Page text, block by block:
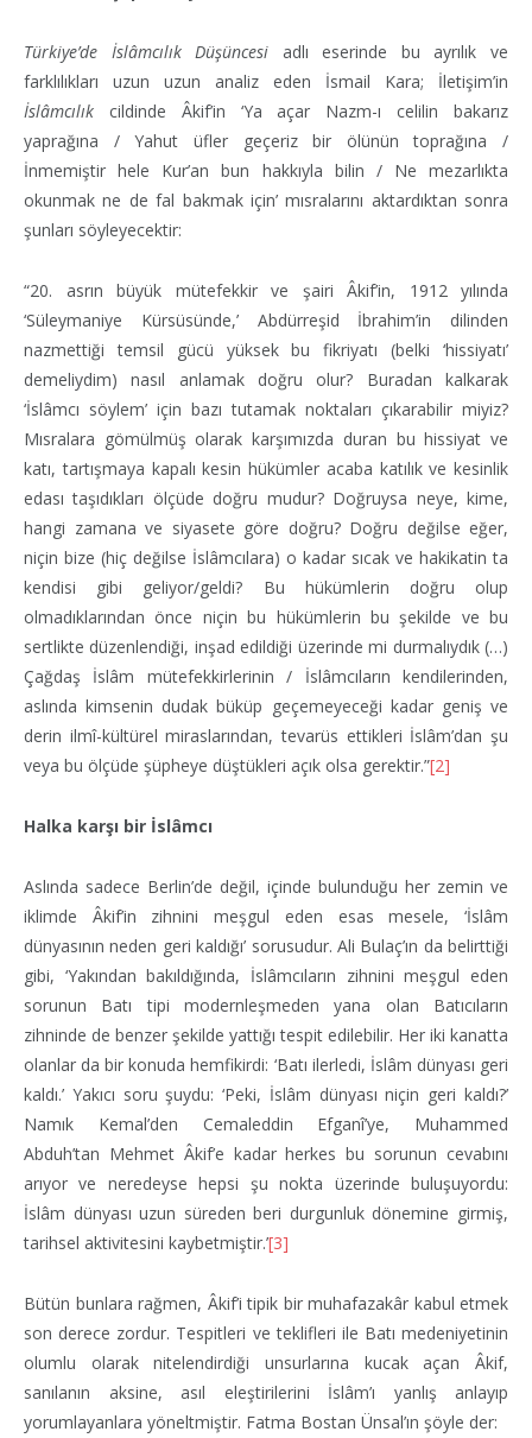
Türkiye’de İslâmcılık Düşüncesi adlı eserinde bu ayrılık ve
farklılıkları uzun uzun analiz eden İsmail Kara; İletişim’in
İslâmcılık cildinde Âkif’in ‘Ya açar Nazm-ı celilin bakarız
yaprağına / Yahut üfler geçeriz bir ölünün toprağına /
İnmemiştir hele Kur’an bun hakkıyla bilin / Ne mezarlıkta
okunmak ne de fal bakmak için’ mısralarını aktardıktan sonra
şunları söyleyecektir:
“20. asrın büyük mütefekkir ve şairi Âkif’in, 1912 yılında
‘Süleymaniye Kürsüsünde,’ Abdürreşid İbrahim’in dilinden
nazmettiği temsil gücü yüksek bu fikriyatı (belki ‘hissiyatı’
demeliydim) nasıl anlamak doğru olur? Buradan kalkarak
‘İslâmcı söylem’ için bazı tutamak noktaları çıkarabilir miyiz?
Mısralara gömülmüş olarak karşımızda duran bu hissiyat ve
katı, tartışmaya kapalı kesin hükümler acaba katılık ve kesinlik
edası taşıdıkları ölçüde doğru mudur? Doğruysa neye, kime,
hangi zamana ve siyasete göre doğru? Doğru değilse eğer,
niçin bize (hiç değilse İslâmcılara) o kadar sıcak ve hakikatin ta
kendisi gibi geliyor/geldi? Bu hükümlerin doğru olup
olmadıklarından önce niçin bu hükümlerin bu şekilde ve bu
sertlikte düzenlendiği, inşad edildiği üzerinde mi durmalıydık (…)
Çağdaş İslâm mütefekkirlerinin / İslâmcıların kendilerinden,
aslında kimsenin dudak büküp geçemeyeceği kadar geniş ve
derin ilmî-kültürel miraslarından, tevarüs ettikleri İslâm’dan şu
veya bu ölçüde şüpheye düştükleri açık olsa gerektir.”[2]
Halka karşı bir İslâmcı
Aslında sadece Berlin’de değil, içinde bulunduğu her zemin ve
iklimde Âkif’in zihnini meşgul eden esas mesele, ‘İslâm
dünyasının neden geri kaldığı’ sorusudur. Ali Bulaç’ın da belirttiği
gibi, ‘Yakından bakıldığında, İslâmcıların zihnini meşgul eden
sorunun Batı tipi modernleşmeden yana olan Batıcıların
zihninde de benzer şekilde yattığı tespit edilebilir. Her iki kanatta
olanlar da bir konuda hemfikirdi: ‘Batı ilerledi, İslâm dünyası geri
kaldı.’ Yakıcı soru şuydu: ‘Peki, İslâm dünyası niçin geri kaldı?’
Namık Kemal’den Cemaleddin Efganî’ye, Muhammed
Abduh’tan Mehmet Âkif’e kadar herkes bu sorunun cevabını
arıyor ve neredeyse hepsi şu nokta üzerinde buluşuyordu:
İslâm dünyası uzun süreden beri durgunluk dönemine girmiş,
tarihsel aktivitesini kaybetmiştir.’[3]
Bütün bunlara rağmen, Âkif’i tipik bir muhafazakâr kabul etmek
son derece zordur. Tespitleri ve teklifleri ile Batı medeniyetinin
olumlu olarak nitelendirdiği unsurlarına kucak açan Âkif,
sanılanın aksine, asıl eleştirilerini İslâm’ı yanlış anlayıp
yorumlayanlara yöneltmiştir. Fatma Bostan Ünsal’ın şöyle der: